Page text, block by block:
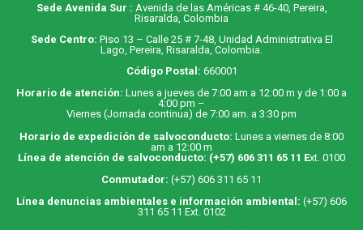
Sede Avenida Sur : Avenida de las Américas # 46-40, Pereira,
Risaralda, Colombia
Sede Centro: Piso 13 – Calle 25 # 7-48, Unidad Administrativa El
Lago, Pereira, Risaralda, Colombia.
Código Postal: 660001
Horario de atención: Lunes a jueves de 7:00 am a 12:00 m y de 1:00 a
4:00 pm –
Viernes (Jornada continua) de 7:00 am. a 3:30 pm
Horario de expedición de salvoconducto: Lunes a viernes de 8:00
am a 12:00 m
Línea de atención de salvoconducto: (+57) 606 311 65 11 Ext. 0100
Conmutador: (+57) 606 311 65 11
Línea denuncias ambientales e información ambiental: (+57) 606
311 65 11 Ext. 0102